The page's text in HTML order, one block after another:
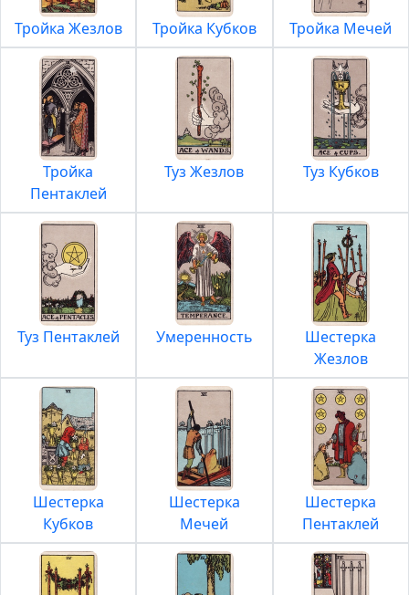
Тройка Жезлов Тройка Кубков Тройка Мечей
Тройка
Пентаклей
Туз Жезлов Туз Кубков
Туз Пентаклей Умеренность
Шестерка
Жезлов
Шестерка
Кубков
Шестерка
Мечей
Шестерка
Пентаклей